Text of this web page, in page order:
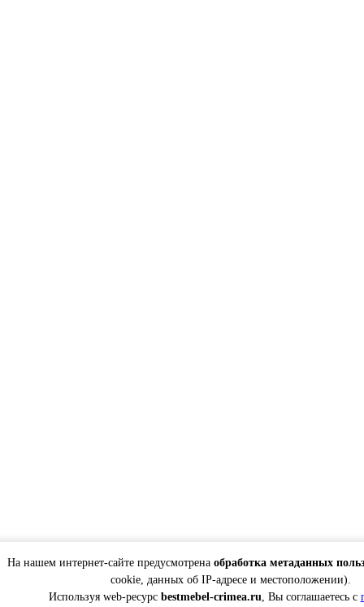
На нашем интернет-сайте предусмотрена обработка метаданных
cookie, данных об IP-адресе и местоположении).
Используя web-ресурс bestmebel-crimea.ru, Вы соглашаетесь с